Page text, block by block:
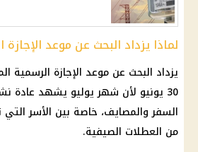
لماذا يزداد البحث عن موعد الإجازة
يزداد البحث عن موعد الإجازة الرسمية
30 يونيو
لأن شهر يوليو يشهد عادة
السفر والمصايف، خاصة بين الأسر
من العطلات الصيفية.